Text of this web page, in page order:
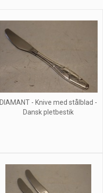
DIAMANT - Knive med stålblad -
Dansk pletbestik